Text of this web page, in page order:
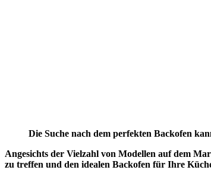
Die Suche nach dem perfekten Backofen
Angesichts der Vielzahl von Modellen auf dem
zu treffen und den idealen Backofen für Ihre